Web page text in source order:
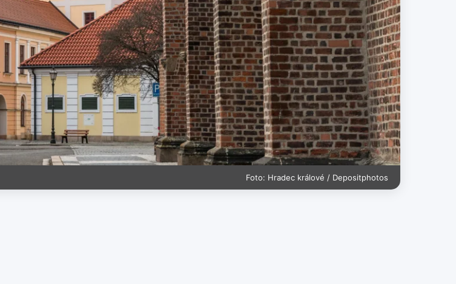
Foto: Hradec králové / Depositphotos